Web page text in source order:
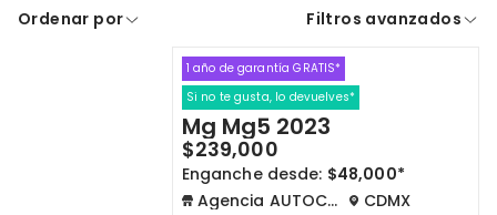
A crédito De contado
Cdmx y Edo Mex Querétaro
Ordenar por Filtros avanzados
1 año de garantía GRATIS*
Si no te gusta, lo devuelves*
Mg Mg5 2023
$239,000
Enganche desde: $48,000*
Agencia AUTOCOM
CDMX